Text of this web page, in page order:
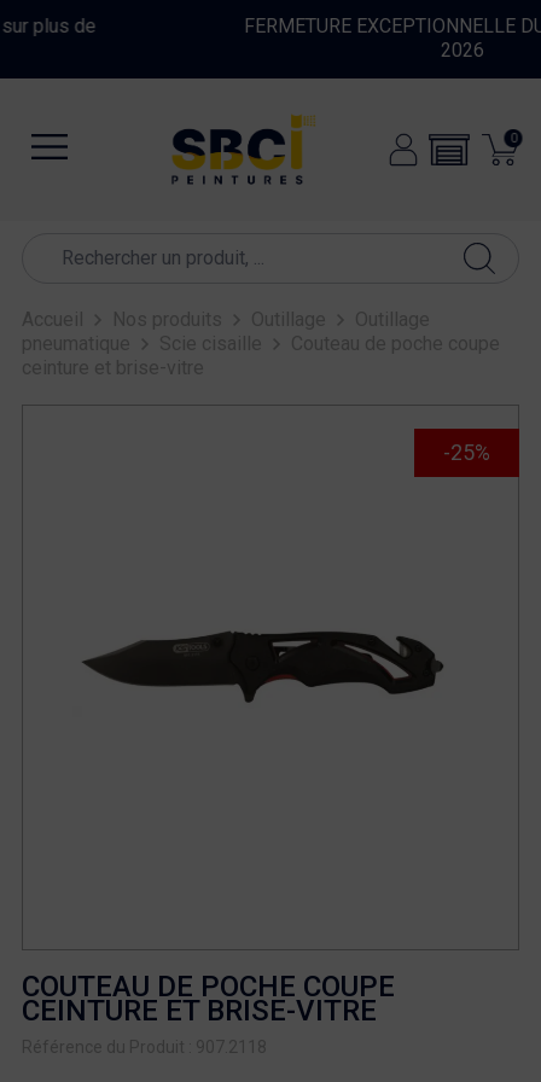
FERMETURE EXCEPTIONNELLE DU 10 AU 16 AOUT
0
Accueil Nos produits Outillage
Outillage
pneumatique
Scie cisaille
Couteau de poche coupe
ceinture et brise-vitre
-25%
COUTEAU DE POCHE COUPE
CEINTURE ET BRISE-VITRE
Référence du Produit : 907.2118